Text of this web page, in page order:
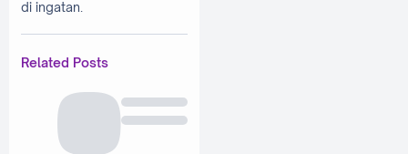
di ingatan.
Related Posts